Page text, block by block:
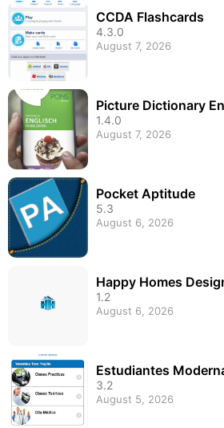
CCDA Flashcards
4.3.0
August 7, 2026
Picture Dictionary
1.4.0
August 7, 2026
Pocket Aptitude
5.3
August 6, 2026
Happy Homes
1.2
August 6, 2026
Estudiantes
3.2
August 5, 2026